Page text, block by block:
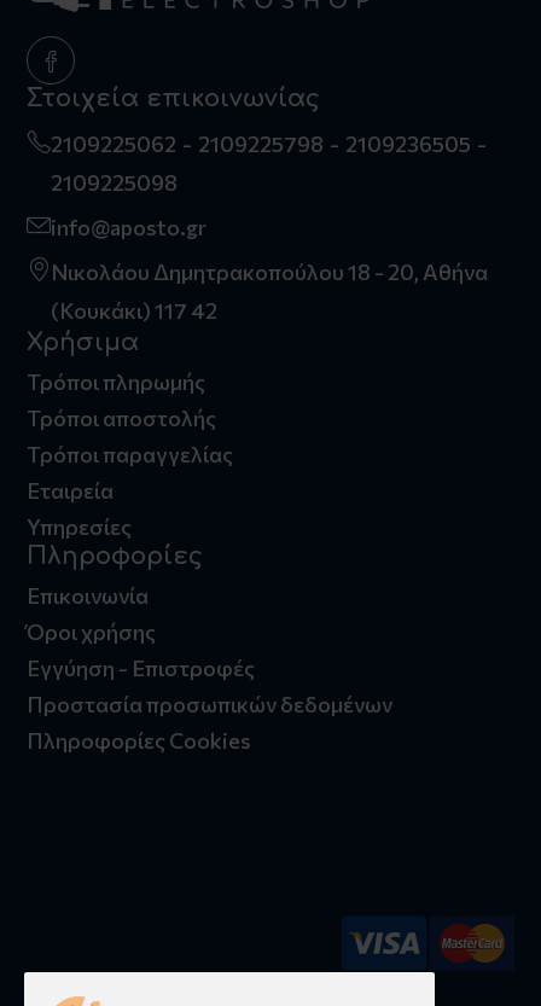
Στοιχεία επικοινωνίας
2109225062 2109225798
2109236505
2109225098
info@aposto.gr
Νικολάου Δημητρακοπούλου 18 - 20, Αθήνα
(Κουκάκι) 117 42
Χρήσιμα
Τρόποι πληρωμής
Τρόποι αποστολής
Τρόποι παραγγελίας
Εταιρεία
Υπηρεσίες
Πληροφορίες
Επικοινωνία
Όροι χρήσης
Εγγύηση - Επιστροφές
Προστασία προσωπικών δεδομένων
Πληροφορίες Cookies